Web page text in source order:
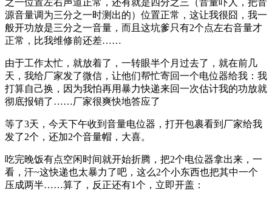
源音量调为三分之一时测出的）位置正常，这让我很囧，我一
般开功放是三分之一音量，而且这坑爹只有2个点左右音量才
正常，比我维修前还差……
由于工作太忙，就放着了，一转眼半个月过去了，就在前几
天，我给厂家发了微信，让他们帮忙寄回一个电位器给我：我
打算自己换，因为我怕再用暴力快递来回一次估计我的功放就
彻底报销了……厂家很爽快地答应了
等了3天，今天下午收到音量电位器，打开包裹看到厂家给我
发了2个，还加2个音量帽，大喜。
吃完晚饭有点空闲时间就开始折腾，把2个电位器拿出来，一
看，汗~这快递也太暴力了吧，这么2个小东西也把其中一个
压成两半……算了，反正还有1个，立即开盖：